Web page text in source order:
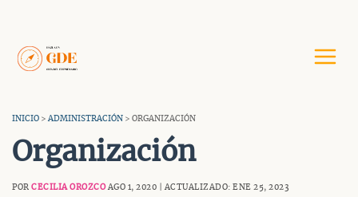
contenido
INICIO >ADMINISTRACIÓN > ORGANIZACIÓN
Organización
POR CECILIA OROZCOAGO 1, 2020 | ACTUALIZADO: ENE 25, 2023